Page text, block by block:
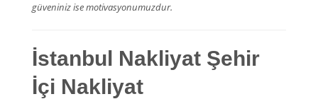
güveniniz ise motivasyonumuzdur.
İstanbul Nakliyat Şehir
İçi Nakliyat